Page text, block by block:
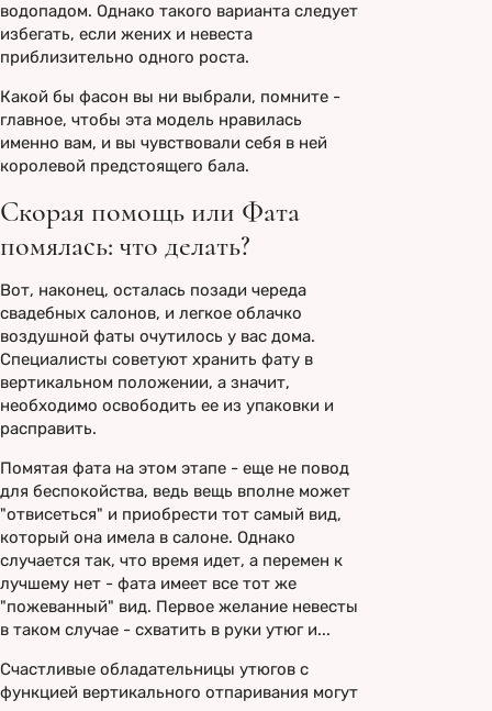
водопадом. Однако такого варианта следует
избегать, если жених и невеста
приблизительно одного роста.
Какой бы фасон вы ни выбрали, помните -
главное, чтобы эта модель нравилась
именно вам, и вы чувствовали себя в ней
королевой предстоящего бала.
Скорая помощь или Фата
помялась: что делать?
Вот, наконец, осталась позади череда
свадебных салонов, и легкое облачко
воздушной фаты очутилось у вас дома.
Специалисты советуют хранить фату в
вертикальном положении, а значит,
необходимо освободить ее из упаковки и
расправить.
Помятая фата на этом этапе - еще не повод
для беспокойства, ведь вещь вполне может
"отвисеться" и приобрести тот самый вид,
который она имела в салоне. Однако
случается так, что время идет, а перемен к
лучшему нет - фата имеет все тот же
"пожеванный" вид. Первое желание невесты
в таком случае - схватить в руки утюг и...
Счастливые обладательницы утюгов с
функцией вертикального отпаривания могут